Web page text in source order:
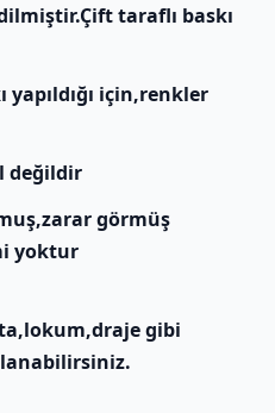
taraflı baskı
yapıldığı için,renkler
değildir
görmüş
yoktur
gibi